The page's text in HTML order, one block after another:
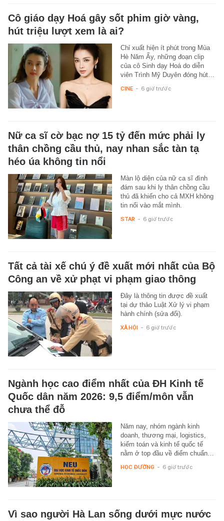
Cô giáo dạy Hoá gây sốt phim giờ vàng,
hút triệu lượt xem là ai?
Chỉ xuất hiện ít phút trong Mùa
Hè Năm Ấy, những đoạn clip
của cô Sinh dạy Hoá do diễn
viên Trình Mỹ Duyên đóng hút…
CINE - 6 giờ trước
Nữ ca sĩ cờ bạc nợ 15 tỷ đến mức phải ly
thân chồng cầu thủ, nay nhan sắc tàn tạ
héo úa không tin nổi
Màn lộ diện của nữ ca sĩ đình
đám sau khi ly thân chồng cầu
thủ đã khiến cho cả MXH không
tin nổi vào mắt mình.
STAR - 6 giờ trước
Tất cả tài xế chú ý đề xuất mới nhất của Bộ
Công an về xử phạt vi phạm giao thông
Đây là thông tin được đề xuất
tại dự thảo Luật Xử lý vi phạm
hành chính (sửa đổi).
XÃ HỘI - 6 giờ trước
Ngành học cao điểm nhất của ĐH Kinh tế
Quốc dân năm 2026: 9,5 điểm/môn vẫn
chưa thể đỗ
Năm nay, nhóm ngành kinh
doanh, thương mại, logistics,
kiểm toán và kinh tế quốc tế
nằm ở top đầu về điểm chuẩn…
HỌC ĐƯỜNG - 6 giờ trước
Vì sao người Hà Lan sống dưới mực nước